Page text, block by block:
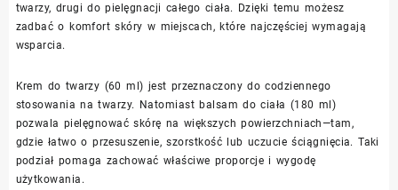
twarzy, drugi do pielęgnacji całego ciała. Dzięki temu możesz
zadbać o komfort skóry w miejscach, które najczęściej wymagają
wsparcia.
Krem do twarzy (60 ml) jest przeznaczony do codziennego
stosowania na twarzy. Natomiast balsam do ciała (180 ml)
pozwala pielęgnować skórę na większych powierzchniach—tam,
gdzie łatwo o przesuszenie, szorstkość lub uczucie ściągnięcia. Taki
podział pomaga zachować właściwe proporcje i wygodę
użytkowania.